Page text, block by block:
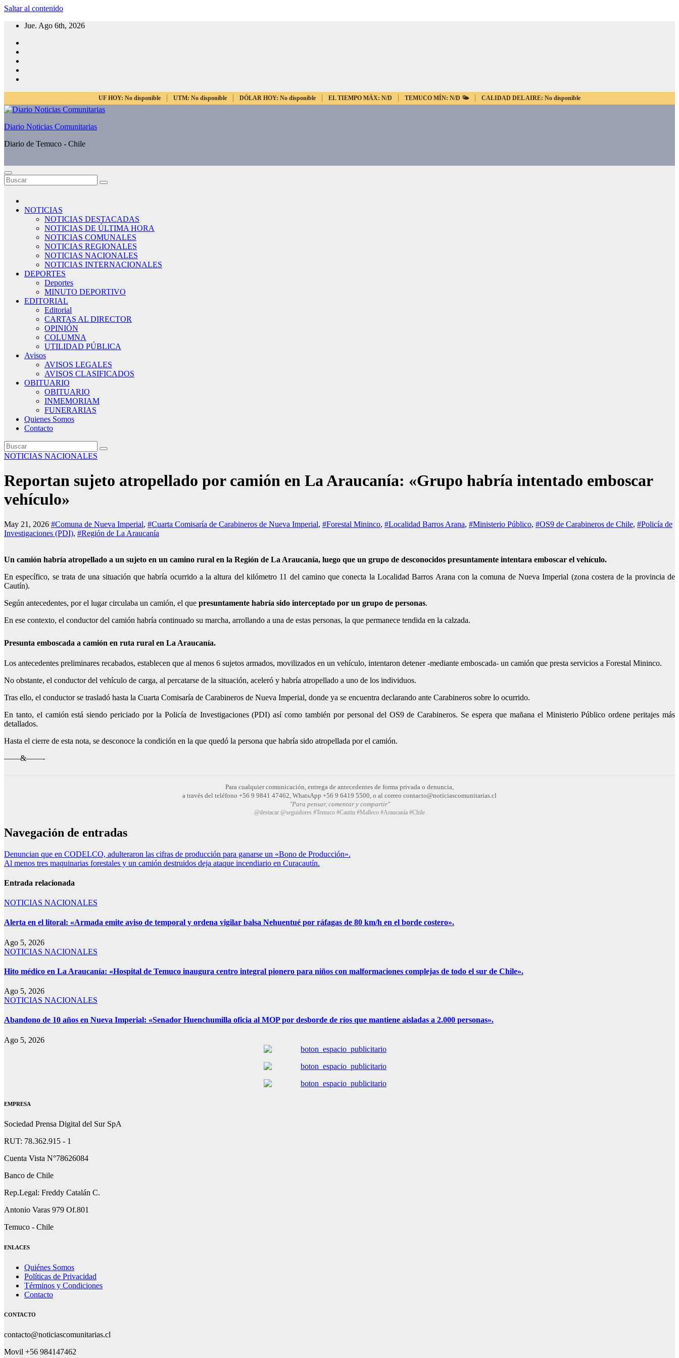
Saltar al contenido
Jue. Ago 6th, 2026
UF HOY: No disponible UTM: No disponible DÓLAR HOY: No disponible EL TIEMPO MÁX: N/D TEMUCO MÍN: N/D 🌤️ CALIDAD DEL AIRE: No disponible
Diario Noticias Comunitarias
Diario de Temuco - Chile
NOTICIAS
NOTICIAS DESTACADAS
NOTICIAS DE ÚLTIMA HORA
NOTICIAS COMUNALES
NOTICIAS REGIONALES
NOTICIAS NACIONALES
NOTICIAS INTERNACIONALES
DEPORTES
Deportes
MINUTO DEPORTIVO
EDITORIAL
Editorial
CARTAS AL DIRECTOR
OPINIÓN
COLUMNA
UTILIDAD PÚBLICA
Avisos
AVISOS LEGALES
AVISOS CLASIFICADOS
OBITUARIO
OBITUARIO
INMEMORIAM
FUNERARIAS
Quienes Somos
Contacto
NOTICIAS NACIONALES
Reportan sujeto atropellado por camión en La Araucanía: «Grupo habría intentado emboscar
vehículo»
May 21, 2026 #Comuna de Nueva Imperial, #Cuarta Comisaría de Carabineros de Nueva Imperial, #Forestal Mininco, #Localidad Barros Arana, #Ministerio Público, #OS9 de Carabineros de Chile, #Policía de
Investigaciones (PDI), #Región de La Araucanía
Un camión habría atropellado a un sujeto en un camino rural en la Región de La Araucanía, luego que un grupo de desconocidos presuntamente intentara emboscar el vehículo.
En específico, se trata de una situación que habría ocurrido a la altura del kilómetro 11 del camino que conecta la Localidad Barros Arana con la comuna de Nueva Imperial (zona costera de la provincia de
Cautín).
Según antecedentes, por el lugar circulaba un camión, el que presuntamente habría sido interceptado por un grupo de personas.
En ese contexto, el conductor del camión habría continuado su marcha, arrollando a una de estas personas, la que permanece tendida en la calzada.
Presunta emboscada a camión en ruta rural en La Araucanía.
Los antecedentes preliminares recabados, establecen que al menos 6 sujetos armados, movilizados en un vehículo, intentaron detener -mediante emboscada- un camión que presta servicios a Forestal Mininco.
No obstante, el conductor del vehículo de carga, al percatarse de la situación, aceleró y habría atropellado a uno de los individuos.
Tras ello, el conductor se trasladó hasta la Cuarta Comisaría de Carabineros de Nueva Imperial, donde ya se encuentra declarando ante Carabineros sobre lo ocurrido.
En tanto, el camión está siendo periciado por la Policía de Investigaciones (PDI) así como también por personal del OS9 de Carabineros. Se espera que mañana el Ministerio Público ordene peritajes más
detallados.
Hasta el cierre de esta nota, se desconoce la condición en la que quedó la persona que habría sido atropellada por el camión.
——&——-
Para cualquier comunicación, entrega de antecedentes de forma privada o denuncia,
a través del teléfono +56 9 9841 47462, WhatsApp +56 9 6419 5500, o al correo contacto@noticiascomunitarias.cl
"Para pensar, comentar y compartir"
@destacar @seguidores #Temuco #Cautin #Malleco #Araucanía #Chile
Navegación de entradas
Denuncian que en CODELCO, adulteraron las cifras de producción para ganarse un «Bono de Producción».
Al menos tres maquinarias forestales y un camión destruidos deja ataque incendiario en Curacautín.
Entrada relacionada
NOTICIAS NACIONALES
Alerta en el litoral: «Armada emite aviso de temporal y ordena vigilar balsa Nehuentué por ráfagas de 80 km/h en el borde costero».
Ago 5, 2026
NOTICIAS NACIONALES
Hito médico en La Araucanía: «Hospital de Temuco inaugura centro integral pionero para niños con malformaciones complejas de todo el sur de Chile».
Ago 5, 2026
NOTICIAS NACIONALES
Abandono de 10 años en Nueva Imperial: «Senador Huenchumilla oficia al MOP por desborde de ríos que mantiene aisladas a 2.000 personas».
Ago 5, 2026
EMPRESA
Sociedad Prensa Digital del Sur SpA
RUT: 78.362.915 - 1
Cuenta Vista N°78626084
Banco de Chile
Rep.Legal: Freddy Catalán C.
Antonio Varas 979 Of.801
Temuco - Chile
ENLACES
Quiénes Somos
Políticas de Privacidad
Términos y Condiciones
Contacto
CONTACTO
contacto@noticiascomunitarias.cl
Movil +56 984147462